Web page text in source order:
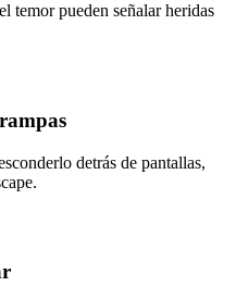
temor pueden señalar heridas
detrás de pantallas,